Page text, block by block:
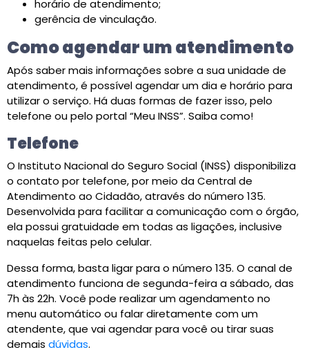
horário de atendimento;
gerência de vinculação.
Como agendar um atendimento
Após saber mais informações sobre a sua unidade de
atendimento, é possível agendar um dia e horário para
utilizar o serviço. Há duas formas de fazer isso, pelo
telefone ou pelo portal “Meu INSS”. Saiba como!
Telefone
O Instituto Nacional do Seguro Social (INSS) disponibiliza
o contato por telefone, por meio da Central de
Atendimento ao Cidadão, através do número 135.
Desenvolvida para facilitar a comunicação com o órgão,
ela possui gratuidade em todas as ligações, inclusive
naquelas feitas pelo celular.
Dessa forma, basta ligar para o número 135. O canal de
atendimento funciona de segunda-feira a sábado, das
7h às 22h. Você pode realizar um agendamento no
menu automático ou falar diretamente com um
atendente, que vai agendar para você ou tirar suas
demais dúvidas.